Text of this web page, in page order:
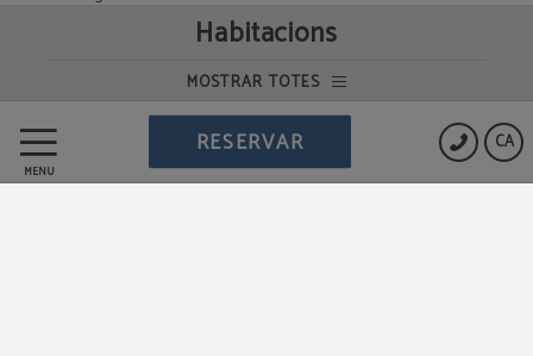
MENÚ
CA
RESERVAR
Habitacions
MOSTRAR TOTES
Powered by Keytel
Compra segura